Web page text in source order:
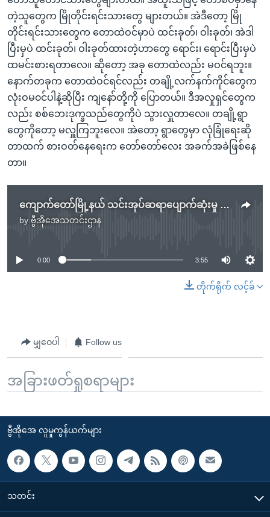
တဲ့သူတွေက မြိုတိုင်းရင်းသားတွေ များတယ်။ အဲဒီတော့ မြို
တိုင်းရင်းသားတွေက တောထဲဝင်မှာပဲ ထင်းခုတ်၊ ဝါးခုတ်၊ အဲဒါ
ပြီးမှပဲ ထင်းခုတ်၊ ဝါးခုတ်ထားတဲ့ဟာတွေ ရောင်း၊ ရောင်းပြီးမှပဲ
ထမင်းစားရတာလေ။ ဆိုတော့ အခု တောထဲလည်း မဝင်ရဘူး။
နောက်တခုက တောထဲဝင်ရင်လည်း တချို့လက်နက်ကိုင်တွေက
လုံးဝမ၀င်ပါနဲ့ဆိုပြီး ကျနော်တို့ကို ပြောတယ်။ ဒီအလှုရှင်တွေက
လည်း စစ်ဘေးဒုက္ခသည်တွေကိုပဲ သွားလှူတာလေ။ တချို့ရွာ
တွေကိုတော့ မလှူကြဘူးလေ။ အဲတော့ ရွာတွေမှာ လုံခြုံရေးဆို
တာထက် စားဝတ်နေရေးက တော်တော်လေး အခက်အခဲဖြစ်နေ
တာ။
ကျောက်တော်မြို့နယ် သင်းအုပ်ဆရာပျောက်ဆုံးမှု သတင်းစုံစမ်းလို့မရ
by ဗွီအိုအေသတင်းဌာန
No media source currently available
0:00 3:55
တိုက်ရိုက် လင့်ခ်
မျှဝေပါ Follow us
အခြားဖတ်ရှုစရာများ
ဗွီအိုအေ လူမှုကွန်ယက်များ
သတင်း